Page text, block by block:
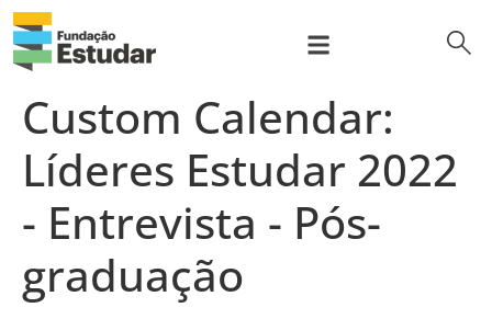
o
conteúdo
Custom Calendar:
Líderes Estudar 2022
- Entrevista - Pós-
graduação